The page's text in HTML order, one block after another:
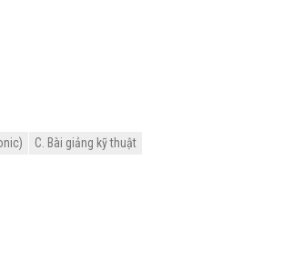
C. Bài giảng kỹ thuật